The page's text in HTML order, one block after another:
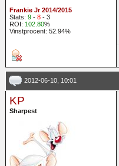
Frankie Jr 2014/2015
Stats: 9 - 8 - 3
ROI: 102.80%
Vinstprocent: 52.94%
2012-06-10, 10:01
KP
Sharpest